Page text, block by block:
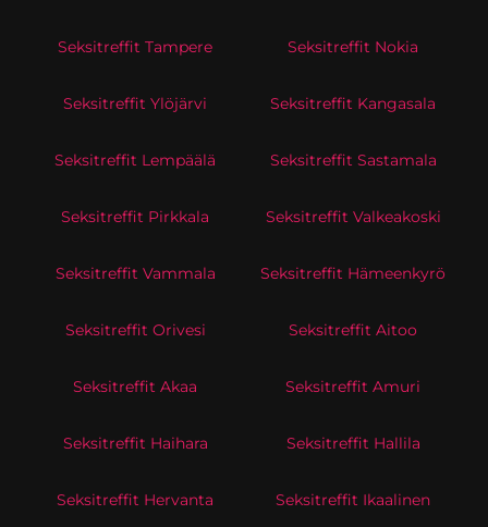
Seksitreffit Tampere Seksitreffit Nokia
Seksitreffit Ylöjärvi Seksitreffit Kangasala
Seksitreffit Lempäälä Seksitreffit Sastamala
Seksitreffit Pirkkala Seksitreffit Valkeakoski
Seksitreffit Vammala Seksitreffit Hämeenkyrö
Seksitreffit Orivesi Seksitreffit Aitoo
Seksitreffit Akaa Seksitreffit Amuri
Seksitreffit Haihara Seksitreffit Hallila
Seksitreffit Hervanta Seksitreffit Ikaalinen